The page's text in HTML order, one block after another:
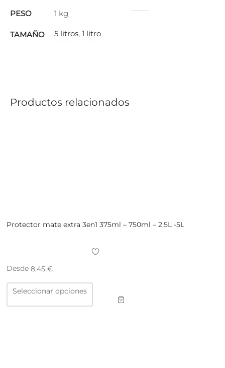
PESO 1 kg
TAMAÑO 5 litros, 1 litro
Productos relacionados
Protector mate extra 3en1 375ml – 750ml – 2,5L -5L
Desde 8,45 €
Seleccionar opciones
Este
múltiples